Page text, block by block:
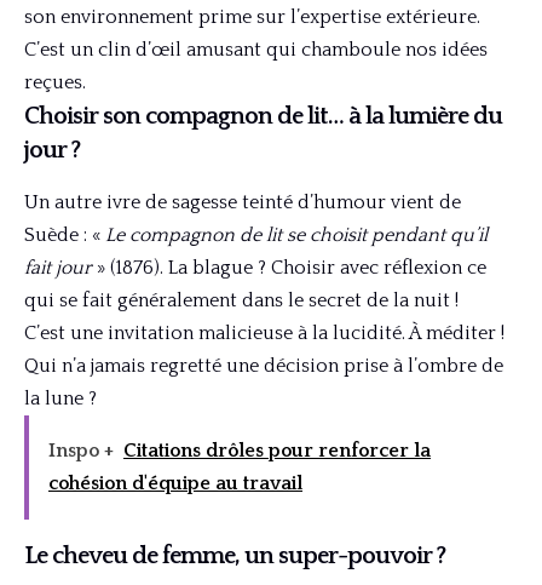
son environnement prime sur l’expertise extérieure.
C’est un clin d’œil amusant qui chamboule nos idées
reçues.
Choisir son compagnon de lit… à la lumière du
jour ?
Un autre ivre de sagesse teinté d’humour vient de
Suède : « Le compagnon de lit se choisit pendant qu’il
fait jour» (1876). La blague ? Choisir avec réflexion ce
qui se fait généralement dans le secret de la nuit !
C’est une invitation malicieuse à la lucidité. À méditer !
Qui n’a jamais regretté une décision prise à l’ombre de
la lune ?
Inspo + Citations drôles pour renforcer la
cohésion d'équipe au travail
Le cheveu de femme, un super-pouvoir ?